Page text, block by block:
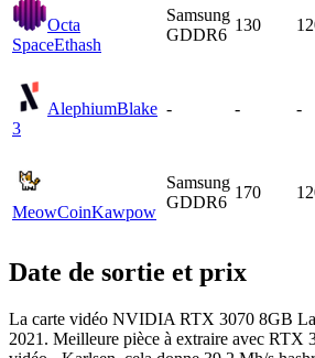
Octa
SpaceEthash
Samsung
GDDR6
130
AlephiumBlake
3
- - -
MeowCoinKawpow
Samsung
GDDR6
170
Date de sortie et prix
La carte vidéo NVIDIA RTX 3070 8GB
2021. Meilleure pièce à extraire avec RTX